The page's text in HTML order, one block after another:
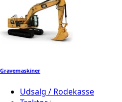
Gravemaskiner
Udsalg / Rodekasse